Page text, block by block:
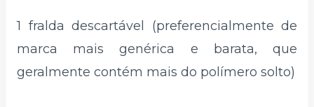
1 fralda descartável (preferencialmente de
marca mais genérica e barata, que
geralmente contém mais do polímero solto)